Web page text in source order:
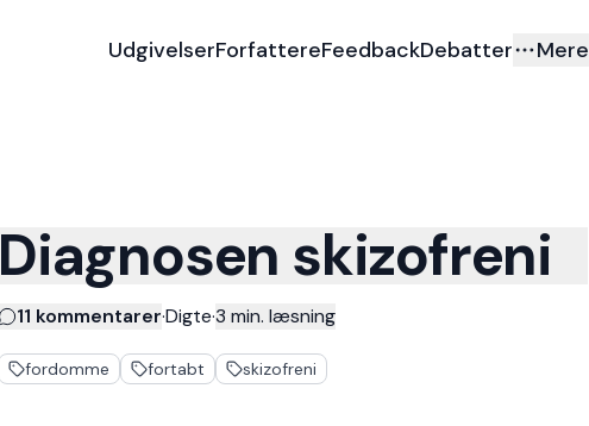
UdgivelserForfattereFeedbackDebatter Mere
Diagnosen skizofreni
11 kommentarer·Digte·3 min. læsning
fordomme fortabt skizofreni